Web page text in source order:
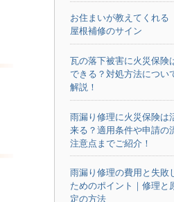
お住まいが教えてくれる
屋根補修のサイン
瓦の落下被害に火災保険
できる？対処方法につい
解説！
雨漏り修理に火災保険は
来る？適用条件や申請の
注意点までご紹介！
雨漏り修理の費用と失敗
ためのポイント｜修理と
定の方法